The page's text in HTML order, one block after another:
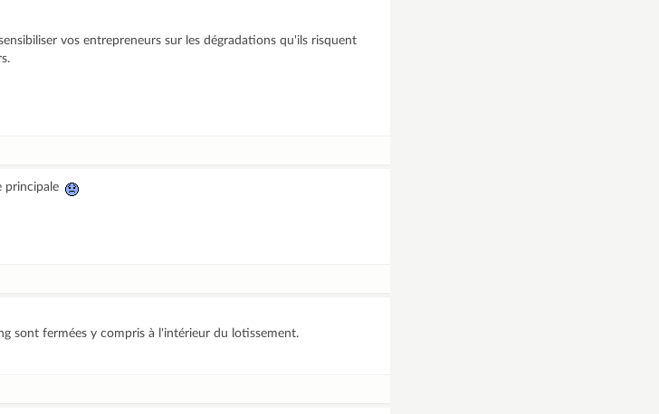
vos entrepreneurs sur les dégradations qu'ils risquent
principale
sont fermées y compris à l'intérieur du lotissement.